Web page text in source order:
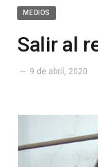
MEDIOS
Salir al
9 de abril, 2020